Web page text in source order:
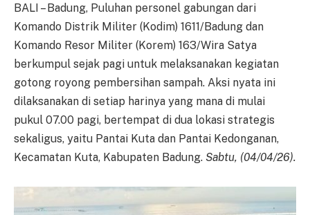
BALI – Badung, Puluhan personel gabungan dari
Komando Distrik Militer (Kodim) 1611/Badung dan
Komando Resor Militer (Korem) 163/Wira Satya
berkumpul sejak pagi untuk melaksanakan kegiatan
gotong royong pembersihan sampah. Aksi nyata ini
dilaksanakan di setiap harinya yang mana di mulai
pukul 07.00 pagi, bertempat di dua lokasi strategis
sekaligus, yaitu Pantai Kuta dan Pantai Kedonganan,
Kecamatan Kuta, Kabupaten Badung. Sabtu, (04/04/26).